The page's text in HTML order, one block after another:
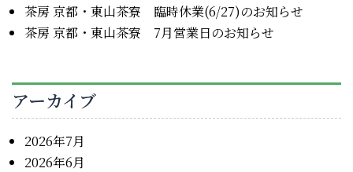
茶房 京都・東山茶寮 臨時休業(6/27)のお知らせ
茶房 京都・東山茶寮 7月営業日のお知らせ
アーカイブ
2026年7月
2026年6月